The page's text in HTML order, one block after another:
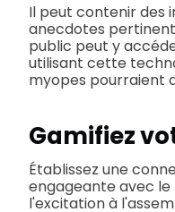
Il peut contenir des
anecdotes
public peut y
utilisant cette
myopes pourraient
Gamifiez
Établissez une
engageante avec
l'excitation à